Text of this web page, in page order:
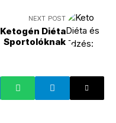
NEXT POST
Ketogén Diéta
Sportolóknak